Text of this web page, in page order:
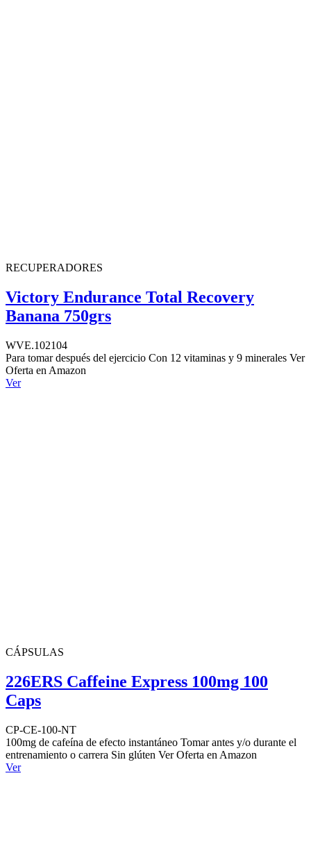
RECUPERADORES
Victory Endurance Total Recovery
Banana 750grs
WVE.102104
Para tomar después del ejercicio Con 12 vitaminas y 9 minerales Ver
Oferta en Amazon
Ver
CÁPSULAS
226ERS Caffeine Express 100mg 100
Caps
CP-CE-100-NT
100mg de cafeína de efecto instantáneo Tomar antes y/o durante el
entrenamiento o carrera Sin glúten Ver Oferta en Amazon
Ver